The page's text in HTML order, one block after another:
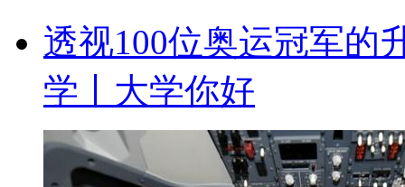
透视100位奥运冠军的
学丨大学你好